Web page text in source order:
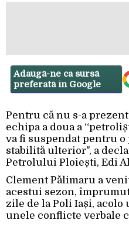
Adaugă-ne ca sursă
preferată în Google
Pentru că nu s-a
echipa a doua a
va fi suspendat pentru o
stabilită ulterior", a
Petrolului Ploiești, Edi
Clement Pălimaru a
acestui sezon,
zile de la Poli Iași,
unele conflicte verbale